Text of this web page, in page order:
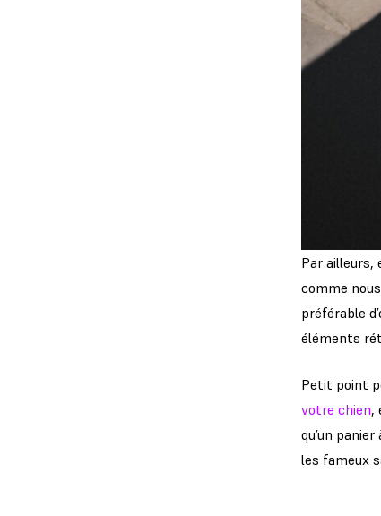
Par ailleurs,
comme
préférable
éléments
Petit point
votre chien,
qu’un
les fameux